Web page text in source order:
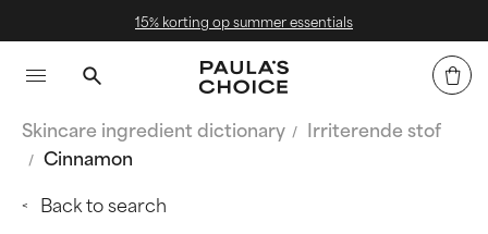
15% korting op summer essentials
Skincare ingredient dictionary
Irriterende stof
Cinnamon
Back to search